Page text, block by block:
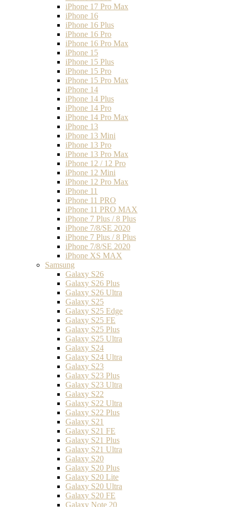
iPhone 17 Pro Max
iPhone 16
iPhone 16 Plus
iPhone 16 Pro
iPhone 16 Pro Max
iPhone 15
iPhone 15 Plus
iPhone 15 Pro
iPhone 15 Pro Max
iPhone 14
iPhone 14 Plus
iPhone 14 Pro
iPhone 14 Pro Max
iPhone 13
iPhone 13 Mini
iPhone 13 Pro
iPhone 13 Pro Max
iPhone 12 / 12 Pro
iPhone 12 Mini
iPhone 12 Pro Max
iPhone 11
iPhone 11 PRO
iPhone 11 PRO MAX
iPhone 7 Plus / 8 Plus
iPhone 7/8/SE 2020
iPhone 7 Plus / 8 Plus
iPhone 7/8/SE 2020
iPhone XS MAX
Samsung
Galaxy S26
Galaxy S26 Plus
Galaxy S26 Ultra
Galaxy S25
Galaxy S25 Edge
Galaxy S25 FE
Galaxy S25 Plus
Galaxy S25 Ultra
Galaxy S24
Galaxy S24 Ultra
Galaxy S23
Galaxy S23 Plus
Galaxy S23 Ultra
Galaxy S22
Galaxy S22 Ultra
Galaxy S22 Plus
Galaxy S21
Galaxy S21 FE
Galaxy S21 Plus
Galaxy S21 Ultra
Galaxy S20
Galaxy S20 Plus
Galaxy S20 Lite
Galaxy S20 Ultra
Galaxy S20 FE
Galaxy Note 20